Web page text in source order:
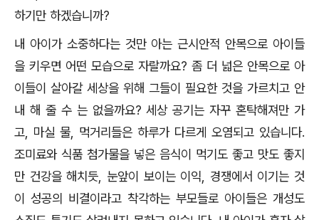
하기만 하겠습니까?
내 아이가 소중하다는 것만 아는 근시안적 안목으로 아이들
을 키우면 어떤 모습으로 자랄까요? 좀 더 넓은 안목으로 아
이들이 살아갈 세상을 위해 그들이 필요한 것을 가르치고 안
내 해 줄 수 는 없을까요?세상 공기는 자꾸 혼탁해져만 가
고, 마실 물, 먹거리들은 하루가 다르게 오염되고 있습니다.
조미료와 식품 첨가물을 넣은 음식이 먹기도 좋고 맛도 좋지
만 건강을 해치듯, 눈앞이 보이는 이익, 경쟁에서 이기는 것
이 성공의 비결이라고 착각하는 부모들로 아이들은 개성도